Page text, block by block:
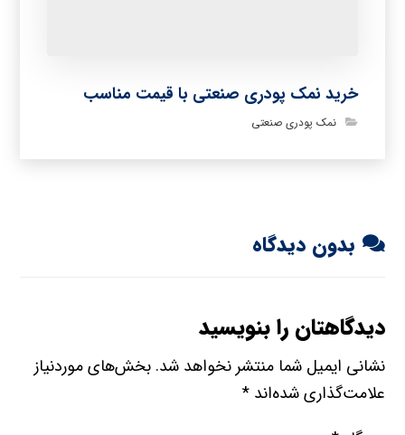
خرید نمک پودری صنعتی با قیمت مناسب
نمک پودری صنعتی
بدون دیدگاه
دیدگاهتان را بنویسید
نشانی ایمیل شما منتشر نخواهد شد. بخش‌های موردنیاز
علامت‌گذاری شده‌اند*